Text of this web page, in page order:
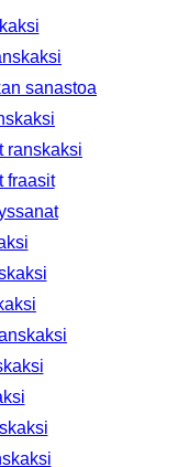
sanastoa
ranskaksi
fraasit